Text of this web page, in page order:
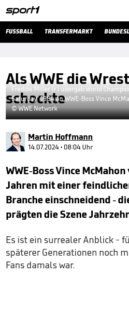
FUSSBALL TRANSFERMARKT
Als WWE die
schockte
Freddie Miller (r.) übergab World
Saturday" 1984 an WWE-Boss Vince
© WWE Network
Martin Hoffmann
14.07.2024 • 08:04 Uhr
WWE-Boss Vince
Jahren mit einer
Branche einschneidend -
prägten die Szene
Es ist ein surrealer Anblick -
späterer Generationen noch
Fans damals war.